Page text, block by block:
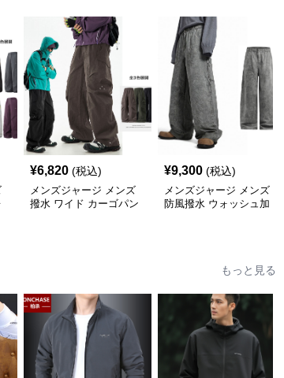
¥6,820 (税込)
メンズジャージ メンズ
撥水 ワイド カーゴパン
¥9,300 (税込)
メンズジャージ メンズ
防風撥水 ウォッシュ加
もっと見る